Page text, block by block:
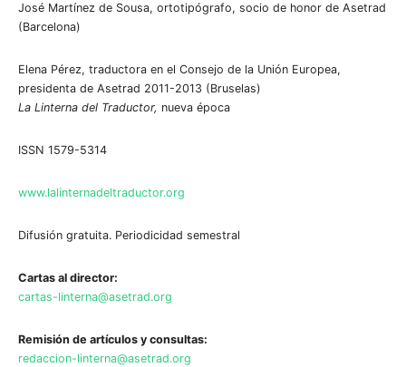
José Martínez de Sousa, ortotipógrafo, socio de honor de Asetrad
(Barcelona)
Elena Pérez, traductora en el Consejo de la Unión Europea,
presidenta de Asetrad 2011-2013 (Bruselas)
La Linterna del Traductor, nueva época
ISSN 1579-5314
www.lalinternadeltraductor.org
Difusión gratuita. Periodicidad semestral
Cartas al director:
cartas-linterna@asetrad.org
Remisión de artículos y consultas:
redaccion-linterna@asetrad.org